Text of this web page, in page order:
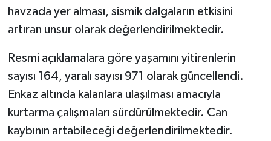
havzada yer alması, sismik dalgaların etkisini
artıran unsur olarak değerlendirilmektedir.
Resmi açıklamalara göre yaşamını yitirenlerin
sayısı 164, yaralı sayısı 971 olarak güncellendi.
Enkaz altında kalanlara ulaşılması amacıyla
kurtarma çalışmaları sürdürülmektedir. Can
kaybının artabileceği değerlendirilmektedir.